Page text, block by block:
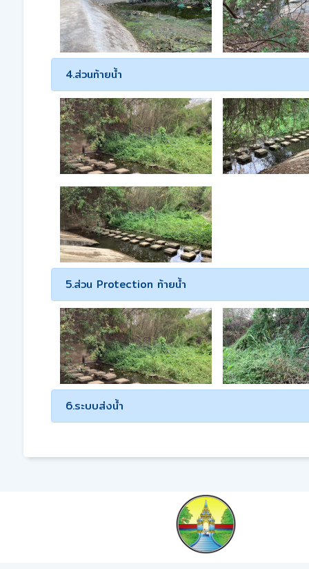
4.ส่วนท้ายน้ำ
5.ส่วน Protection ท้ายน้ำ
6.ระบบส่งน้ำ